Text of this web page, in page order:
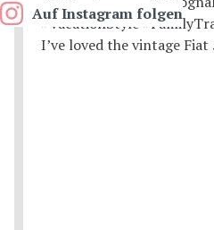
I’ve loved the vintage
Auf Instagram folgen